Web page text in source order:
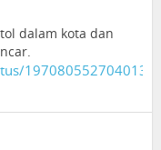
dalam kota dan